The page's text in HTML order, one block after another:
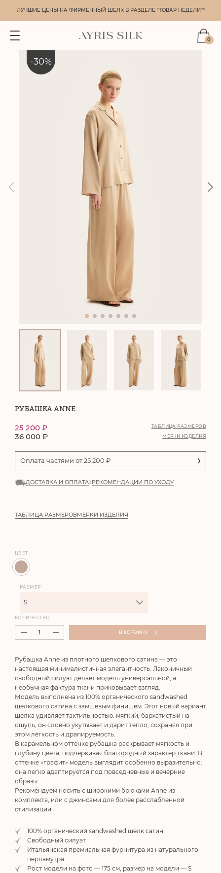
ЛУЧШИЕ ЦЕНЫ НА ФИРМЕННЫЙ ШЕЛК В РАЗДЕЛЕ "ТОВАР НЕДЕЛИ"*
0
-30%
РУБАШКА ANNE
36 000₽
25 200 ₽
ТАБЛИЦА РАЗМЕРОВ
МЕРКИ ИЗДЕЛИЯ
Оплата частями от25 200 ₽
ДОСТАВКА И ОПЛАТА РЕКОМЕНДАЦИИ ПО УХОДУ
ТАБЛИЦА РАЗМЕРОВМЕРКИ ИЗДЕЛИЯ
Рубашка Anne из плотного шелкового сатина — это
настоящая минималистичная элегантность. Лаконичный
свободный силуэт делает модель универсальной, а
необычная фактура ткани приковывает взгляд.
Модель выполнена из 100% органического sandwashed
шелкового сатина с замшевым финишем. Этот новый вариант
шелка удивляет тактильностью: мягкий, бархатистый на
ощупь, он словно укутывает и дарит тепло, сохраняя при
этом лёгкость и драпируемость.
В карамельном оттенке рубашка раскрывает мягкость и
глубину цвета, подчёркивая благородный характер ткани. В
оттенке «графит» модель выглядит особенно выразительно:
она легко адаптируется под повседневные и вечерние
образы.
Рекомендуем носить с широкими брюками Anne из
комплекта, или с джинсами для более расслабленной
стилизации.
100% органический sandwashed шелк сатин
Свободный силуэт
Итальянская премиальная фурнитура из натурального
перламутра
Рост модели на фото — 175 см, размер на модели — S
ЦВЕТ
РАЗМЕР
S
КОЛИЧЕСТВО
В КОРЗИНУ